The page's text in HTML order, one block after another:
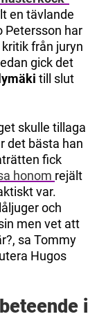
en tävlande
Petersson har
från juryn
gick det
till slut
skulle tillaga
det bästa han
fick
honom rejält
var.
och
men vet att
sa Tommy
Hugos
i